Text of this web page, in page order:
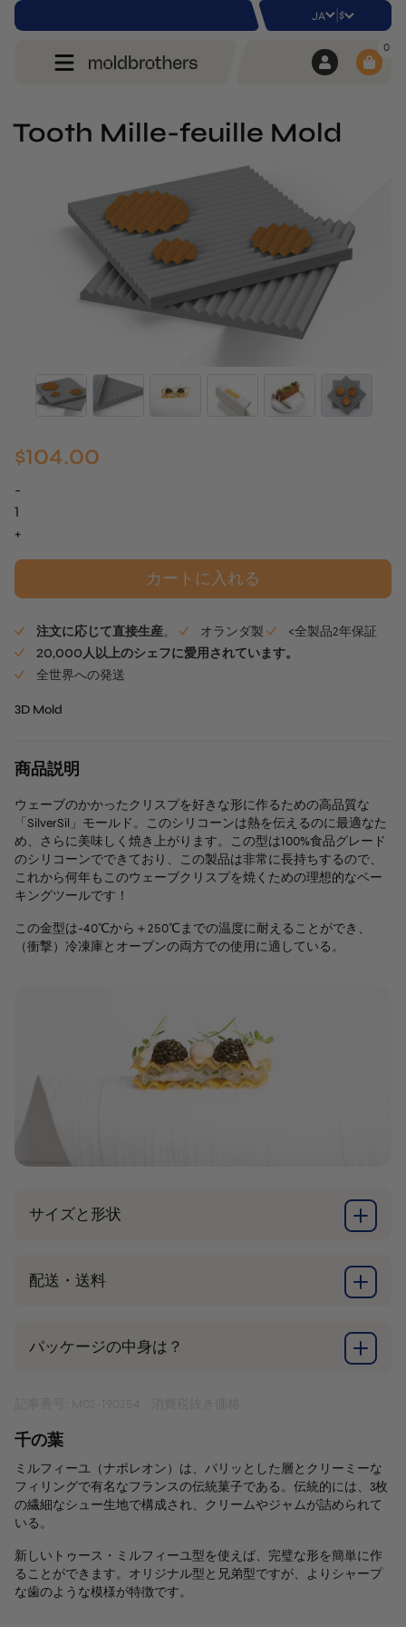
JA | $
0
Tooth Mille-feuille Mold
$104.00
-
ト
ゥ
ミ
フ
ィ
ー
ユ
+
カートに入れる
注文に応じて直接生産。 オランダ製
<全製品2年保証
20,000人以上のシェフに愛用されています。
全世界への発送
3D Mold
商品説明
ウェーブのかかったクリスプを好きな形に作るための高品質な
「SilverSil」モールド。このシリコーンは熱を伝えるのに最適なた
め、さらに美味しく焼き上がります。この型は100%食品グレード
のシリコーンでできており、この製品は非常に長持ちするので、
これから何年もこのウェーブクリスプを焼くための理想的なベー
キングツールです！
この金型は-40℃から＋250℃までの温度に耐えることができ、
（衝撃）冷凍庫とオーブンの両方での使用に適している。
サイズと形状
配送・送料
パッケージの中身は？
千の葉
ミルフィーユ（ナポレオン）は、パリッとした層とクリーミーな
フィリングで有名なフランスの伝統菓子である。伝統的には、3枚
の繊細なシュー生地で構成され、クリームやジャムが詰められて
いる。
新しいトゥース・ミルフィーユ型を使えば、完璧な形を簡単に作
ることができます。オリジナル型と兄弟型ですが、よりシャープ
な歯のような模様が特徴です。